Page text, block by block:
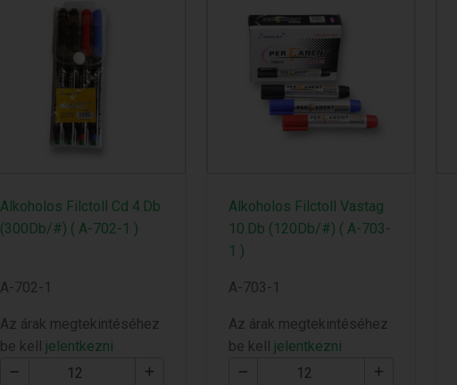
Alkoholos Filctoll Cd 4.Db
(300Db/#) ( A-702-1 )
A-702-1
Az árak megtekintéséhez
be kell jelentkezni
Alkoholos Filctoll Vastag
10.Db (120Db/#) ( A-703-
1 )
A-703-1
Az árak megtekintéséhez
be kell jelentkezni